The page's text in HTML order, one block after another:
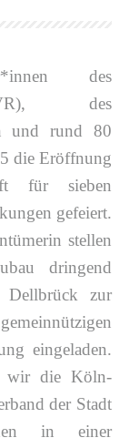
des
des
und rund 80
die Eröffnung
für sieben
gefeiert.
stellen
dringend
zur
eingeladen.
wir die Köln-
der Stadt
in einer